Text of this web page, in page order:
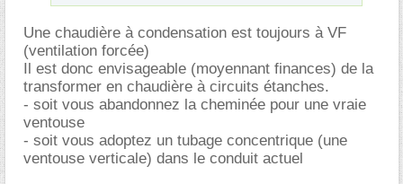
Une chaudière à condensation est toujours à VF
(ventilation forcée)
Il est donc envisageable (moyennant finances) de la
transformer en chaudière à circuits étanches.
- soit vous abandonnez la cheminée pour une vraie
ventouse
- soit vous adoptez un tubage concentrique (une
ventouse verticale) dans le conduit actuel